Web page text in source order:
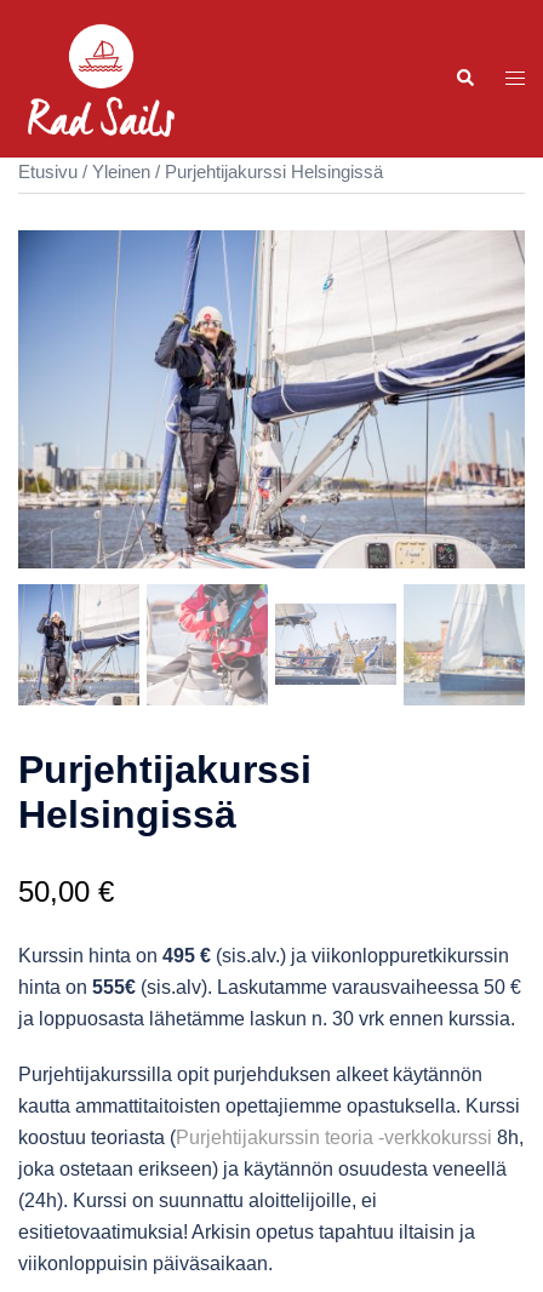
Etusivu / Yleinen / Purjehtijakurssi Helsingissä
Purjehtijakurssi
Helsingissä
50,00 €
Kurssin hinta on 495 € (sis.alv.) ja viikonloppuretkikurssin
hinta on 555€ (sis.alv). Laskutamme varausvaiheessa 50 €
ja loppuosasta lähetämme laskun n. 30 vrk ennen kurssia.
Purjehtijakurssilla opit purjehduksen alkeet käytännön
kautta ammattitaitoisten opettajiemme opastuksella. Kurssi
koostuu teoriasta (Purjehtijakurssin teoria -verkkokurssi 8h,
joka ostetaan erikseen) ja käytännön osuudesta veneellä
(24h). Kurssi on suunnattu aloittelijoille, ei
esitietovaatimuksia! Arkisin opetus tapahtuu iltaisin ja
viikonloppuisin päiväsaikaan.